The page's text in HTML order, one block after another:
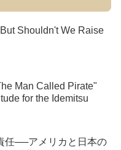
Shouldn't We Raise
Man Called Pirate"
for the Idemitsu
任──アメリカと日本の